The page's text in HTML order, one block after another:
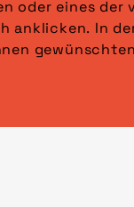
oder eines der
anklicken. In
auf „Filter